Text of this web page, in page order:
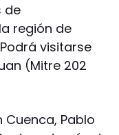
de
región de
visitarse
(Mitre 202
Cuenca, Pablo